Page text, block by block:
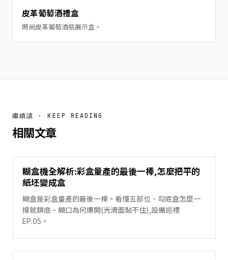
皮革葡萄酒禮盒
時尚皮革葡萄酒瓶展示盒。
繼續讀 · KEEP READING
相關文章
糊盒機全解析:彩盒量產的最後一棒,怎麼把平的
紙坯變成盒
糊盒是彩盒量產的最後一棒。看懂五部位、勾底盒怎麼一
撐就鎖底、糊口為何爆開(光滑面黏不住),設備巡禮
EP.05。